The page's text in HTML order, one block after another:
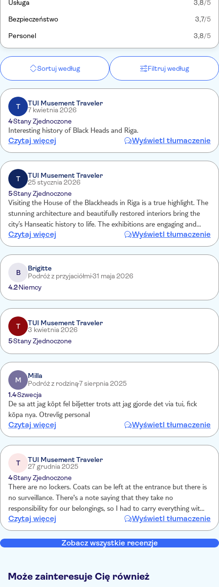
Usługa 3,8/5
Bezpieczeństwo 3,7/5
Personel 3,8/5
Sortuj według Filtruj według
T
TUI Musement Traveler
7 kwietnia 2026
4Stany Zjednoczone
Interesting history of Black Heads and Riga.
Czytaj więcej Wyświetl tłumaczenie
T
TUI Musement Traveler
25 stycznia 2026
5Stany Zjednoczone
Visiting the House of the Blackheads in Riga is a true highlight. The
stunning architecture and beautifully restored interiors bring the
city’s Hanseatic history to life. The exhibitions are engaging and
immersive, making the past feel vivid, elegant, and surprisingly
personal.
Czytaj więcej Wyświetl tłumaczenie
B
Brigitte
Podróż z przyjaciółmi31 maja 2026
4.2Niemcy
T
TUI Musement Traveler
3 kwietnia 2026
5Stany Zjednoczone
M
Milla
Podróż z rodziną7 sierpnia 2025
1.4Szwecja
De sa att jag köpt fel biljetter trots att jag gjorde det via tui, fick
köpa nya. Otrevlig personal
Czytaj więcej Wyświetl tłumaczenie
T
TUI Musement Traveler
27 grudnia 2025
4Stany Zjednoczone
There are no lockers. Coats can be left at the entrance but there is
no surveillance. There's a note saying that they take no
responsibility for our belongings, so I had to carry everything with
myself
Czytaj więcej Wyświetl tłumaczenie
Zobacz wszystkie recenzje
Może zainteresuje Cię również